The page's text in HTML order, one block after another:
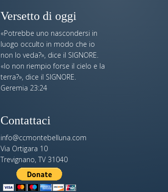
Versetto di oggi
«Potrebbe uno nascondersi in
luogo occulto in modo che io
non lo veda?», dice il SIGNORE.
«Io non riempio forse il cielo e la
terra?», dice il SIGNORE.
Geremia 23:24
Contattaci
info@ccmontebelluna.com
Via Ortigara 10
Trevignano, TV 31040